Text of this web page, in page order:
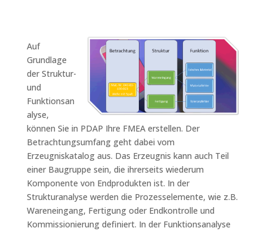
Auf
Grundlage
der Struktur-
und
Funktionsan
alyse,
können Sie in PDAP Ihre FMEA erstellen. Der
Betrachtungsumfang geht dabei vom
Erzeugniskatalog aus. Das Erzeugnis kann auch Teil
einer Baugruppe sein, die ihrerseits wiederum
Komponente von Endprodukten ist. In der
Strukturanalyse werden die Prozesselemente, wie z.B.
Wareneingang, Fertigung oder Endkontrolle und
Kommissionierung definiert. In der Funktionsanalyse